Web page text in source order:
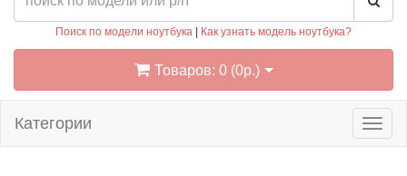
Поиск по модели ноутбука Как узнать модель ноутбука?
Товаров: 0 (0р.)
Категории